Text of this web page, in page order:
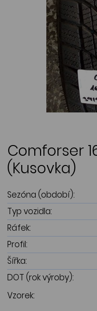
Comforser
(Kusovka)
Sezóna (období):
Typ vozidla:
Ráfek:
Profil:
Šířka:
DOT (rok výroby):
Vzorek: